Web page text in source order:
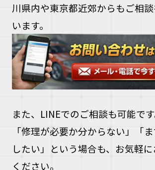
川県内や東京都近郊からもご相
います。
また、LINEでのご相談も可能です
「修理が必要か分からない」「
したい」という場合も、お気軽
ください。